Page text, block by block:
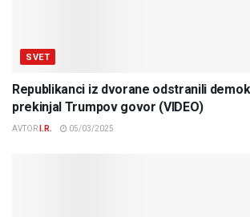
SVET
Republikanci iz dvorane odstranili
prekinjal Trumpov govor (VIDEO)
AVTOR I.R. 05/03/2025